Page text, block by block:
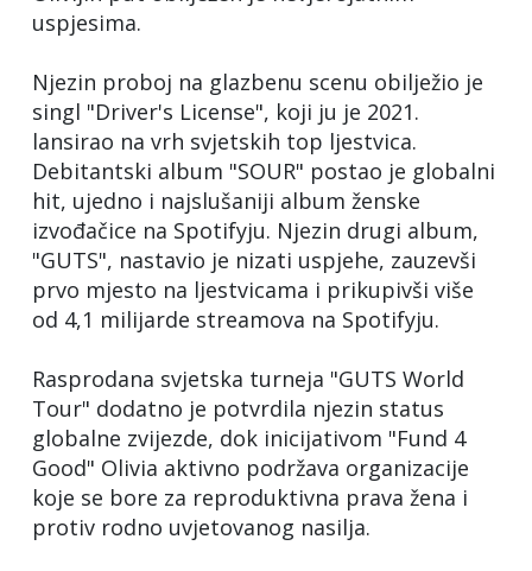
uspjesima.
Njezin proboj na glazbenu scenu obilježio je
singl "Driver's License", koji ju je 2021.
lansirao na vrh svjetskih top ljestvica.
Debitantski album "SOUR" postao je globalni
hit, ujedno i najslušaniji album ženske
izvođačice na Spotifyju. Njezin drugi album,
"GUTS", nastavio je nizati uspjehe, zauzevši
prvo mjesto na ljestvicama i prikupivši više
od 4,1 milijarde streamova na Spotifyju.
Rasprodana svjetska turneja "GUTS World
Tour" dodatno je potvrdila njezin status
globalne zvijezde, dok inicijativom "Fund 4
Good" Olivia aktivno podržava organizacije
koje se bore za reproduktivna prava žena i
protiv rodno uvjetovanog nasilja.